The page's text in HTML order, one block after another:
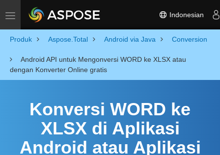
Toggle navigation Indonesian
Produk Aspose.Total Android via Java Conversion
Android API untuk Mengonversi WORD ke XLSX atau
dengan Konverter Online gratis
Konversi WORD ke
XLSX di Aplikasi
Android atau Aplikasi